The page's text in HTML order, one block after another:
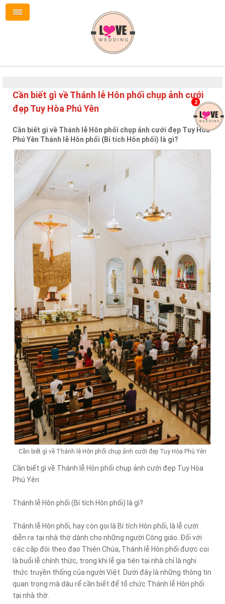
Cần biết gì về Thánh lễ Hôn phối chụp ảnh cưới
đẹp Tuy Hòa Phú Yên
Cần biết gì về Thánh lễ Hôn phối chụp ảnh cưới đẹp Tuy Hòa
Phú Yên Thánh lễ Hôn phối (Bí tích Hôn phối) là gì?
Cần biết gì về Thánh lễ Hôn phối chụp ảnh cưới đẹp Tuy Hòa Phú Yên
Cần biết gì về Thánh lễ Hôn phối chụp ảnh cưới đẹp Tuy Hòa
Phú Yên
Thánh lễ Hôn phối (Bí tích Hôn phối) là gì?
Thánh lễ Hôn phối, hay còn gọi là Bí tích Hôn phối, là lễ cưới
diễn ra tại nhà thờ dành cho những người Công giáo. Đối với
các cặp đôi theo đạo Thiên Chúa, Thánh lễ Hôn phối được coi
là buổi lễ chính thức, trong khi lễ gia tiên tại nhà chỉ là nghi
thức truyền thống của người Việt. Dưới đây là những thông tin
quan trọng mà dâu rể cần biết để tổ chức Thánh lễ Hôn phối
tại nhà thờ.
2